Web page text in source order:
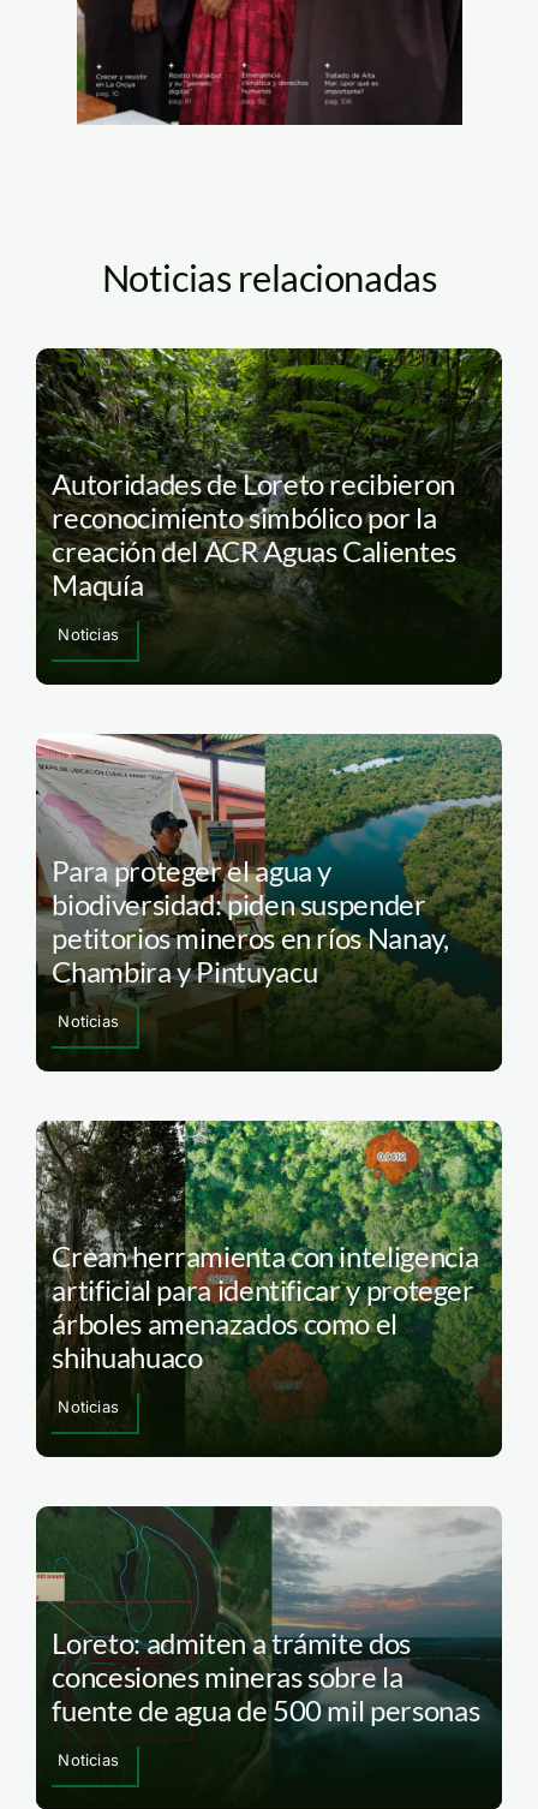
Noticias relacionadas
Autoridades de Loreto recibieron
reconocimiento simbólico por la
creación del ACR Aguas Calientes
Maquía
Noticias
Para proteger el agua y
biodiversidad: piden suspender
petitorios mineros en ríos Nanay,
Chambira y Pintuyacu
Noticias
Crean herramienta con inteligencia
artificial para identificar y proteger
árboles amenazados como el
shihuahuaco
Noticias
Loreto: admiten a trámite dos
concesiones mineras sobre la
fuente de agua de 500 mil personas
Noticias